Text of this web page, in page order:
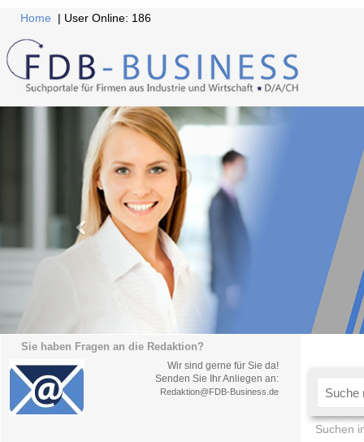
Home | User Online: 186
Sie haben Fragen an die Redaktion?
Wir sind gerne für Sie da!
Senden Sie Ihr Anliegen an:
Redaktion@FDB-Business.de
Suchen